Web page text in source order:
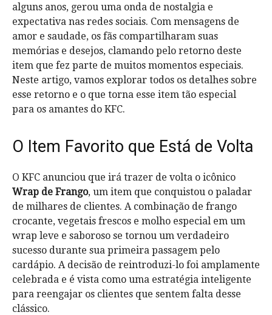
alguns anos, gerou uma onda de nostalgia e
expectativa nas redes sociais. Com mensagens de
amor e saudade, os fãs compartilharam suas
memórias e desejos, clamando pelo retorno deste
item que fez parte de muitos momentos especiais.
Neste artigo, vamos explorar todos os detalhes sobre
esse retorno e o que torna esse item tão especial
para os amantes do KFC.
O Item Favorito que Está de Volta
O KFC anunciou que irá trazer de volta o icônico
Wrap de Frango, um item que conquistou o paladar
de milhares de clientes. A combinação de frango
crocante, vegetais frescos e molho especial em um
wrap leve e saboroso se tornou um verdadeiro
sucesso durante sua primeira passagem pelo
cardápio. A decisão de reintroduzi-lo foi amplamente
celebrada e é vista como uma estratégia inteligente
para reengajar os clientes que sentem falta desse
clássico.